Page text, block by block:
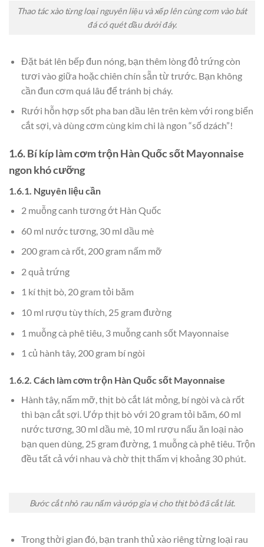
Thao tác xào từng loại nguyên liệu và xếp lên cùng cơm vào bát
đá có quét dầu dưới đáy.
Đặt bát lên bếp đun nóng, bạn thêm lòng đỏ trứng còn
tươi vào giữa hoặc chiên chín sẵn từ trước. Bạn không
cần đun cơm quá lâu để tránh bị cháy.
Rưới hỗn hợp sốt pha ban dầu lên trên kèm với rong biển
cắt sợi, và dùng cơm cùng kim chi là ngon “số dzách”!
1.6. Bí kíp làm cơm trộn Hàn Quốc sốt Mayonnaise
ngon khó cưỡng
1.6.1. Nguyên liệu cần
2 muỗng canh tương ớt Hàn Quốc
60 ml nước tương, 30 ml dầu mè
200 gram cà rốt, 200 gram nấm mỡ
2 quả trứng
1 kí thịt bò, 20 gram tỏi băm
10 ml rượu tùy thích, 25 gram đường
1 muỗng cà phê tiêu, 3 muỗng canh sốt Mayonnaise
1 củ hành tây, 200 gram bí ngòi
1.6.2. Cách làm cơm trộn Hàn Quốc sốt Mayonnaise
Hành tây, nấm mỡ, thịt bò cắt lát mỏng, bí ngòi và cà rốt
thì bạn cắt sợi. Ướp thịt bò với 20 gram tỏi băm, 60 ml
nước tương, 30 ml dầu mè, 10 ml rượu nấu ăn loại nào
bạn quen dùng, 25 gram đường, 1 muỗng cà phê tiêu. Trộn
đều tất cả với nhau và chờ thịt thấm vị khoảng 30 phút.
Bước cắt nhỏ rau nấm và ướp gia vị cho thịt bò đã cắt lát.
Trong thời gian đó, bạn tranh thủ xào riêng từng loại rau